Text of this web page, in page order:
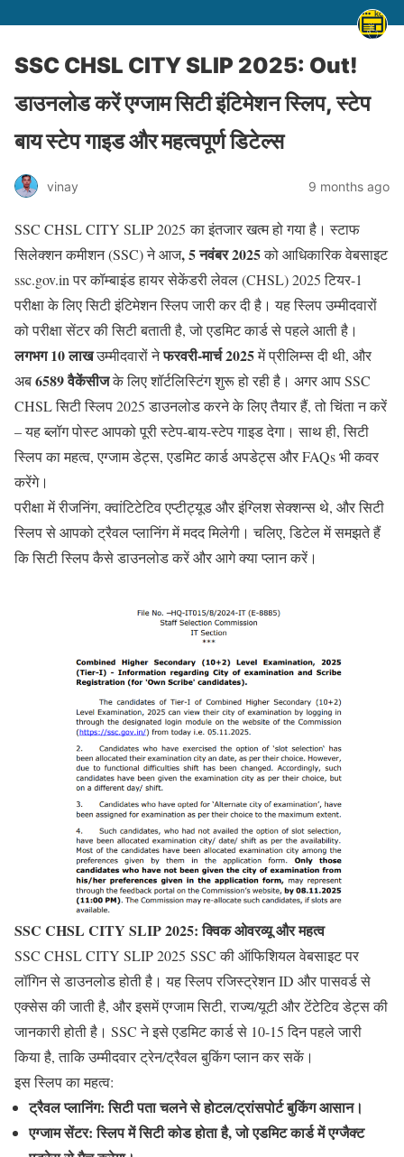
SSC CHSL CITY SLIP 2025: Out!
डाउनलोड करें एग्जाम सिटी इंटिमेशन स्लिप, स्टेप
बाय स्टेप गाइड और महत्वपूर्ण डिटेल्स
vinay 9 months ago
SSC CHSL CITY SLIP 2025 का इंतजार खत्म हो गया है। स्टाफ
सिलेक्शन कमीशन (SSC) ने आज, 5 नवंबर 2025को आधिकारिक वेबसाइट
ssc.gov.in पर कॉम्बाइंड हायर सेकेंडरी लेवल (CHSL) 2025 टियर-1
परीक्षा के लिए सिटी इंटिमेशन स्लिप जारी कर दी है। यह स्लिप उम्मीदवारों
को परीक्षा सेंटर की सिटी बताती है, जो एडमिट कार्ड से पहले आती है।
लगभग 10 लाखउम्मीदवारों नेफरवरी-मार्च 2025में प्रीलिम्स दी थी, और
अब6589 वैकेंसीजके लिए शॉर्टलिस्टिंग शुरू हो रही है। अगर आपSSC
CHSL सिटी स्लिप 2025डाउनलोड करने के लिए तैयार हैं, तो चिंता न करें
– यह ब्लॉग पोस्ट आपको पूरी स्टेप-बाय-स्टेप गाइड देगा। साथ ही, सिटी
स्लिप का महत्व, एग्जाम डेट्स, एडमिट कार्ड अपडेट्स और FAQs भी कवर
करेंगे।
परीक्षा में रीजनिंग, क्वांटिटेटिव एप्टीट्यूड और इंग्लिश सेक्शन्स थे, और सिटी
स्लिप से आपको ट्रैवल प्लानिंग में मदद मिलेगी। चलिए, डिटेल में समझते हैं
कि सिटी स्लिप कैसे डाउनलोड करें और आगे क्या प्लान करें।
SSC CHSL CITY SLIP 2025: क्विक ओवरव्यू और महत्व
SSC CHSL CITY SLIP 2025 SSC की ऑफिशियल वेबसाइट पर
लॉगिन से डाउनलोड होती है। यह स्लिप रजिस्ट्रेशन ID और पासवर्ड से
एक्सेस की जाती है, और इसमें एग्जाम सिटी, राज्य/यूटी और टेंटेटिव डेट्स की
जानकारी होती है। SSC ने इसे एडमिट कार्ड से 10-15 दिन पहले जारी
किया है, ताकि उम्मीदवार ट्रेन/ट्रैवल बुकिंग प्लान कर सकें।
इस स्लिप का महत्व:
ट्रैवल प्लानिंग: सिटी पता चलने से होटल/ट्रांसपोर्ट बुकिंग आसान।
एग्जाम सेंटर: स्लिप में सिटी कोड होता है, जो एडमिट कार्ड में एग्जैक्ट